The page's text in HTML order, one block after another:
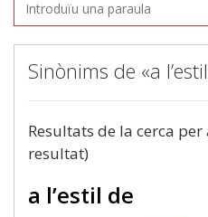
Sinònims de «a
Resultats de la cerca per
resultat)
a l’estil de